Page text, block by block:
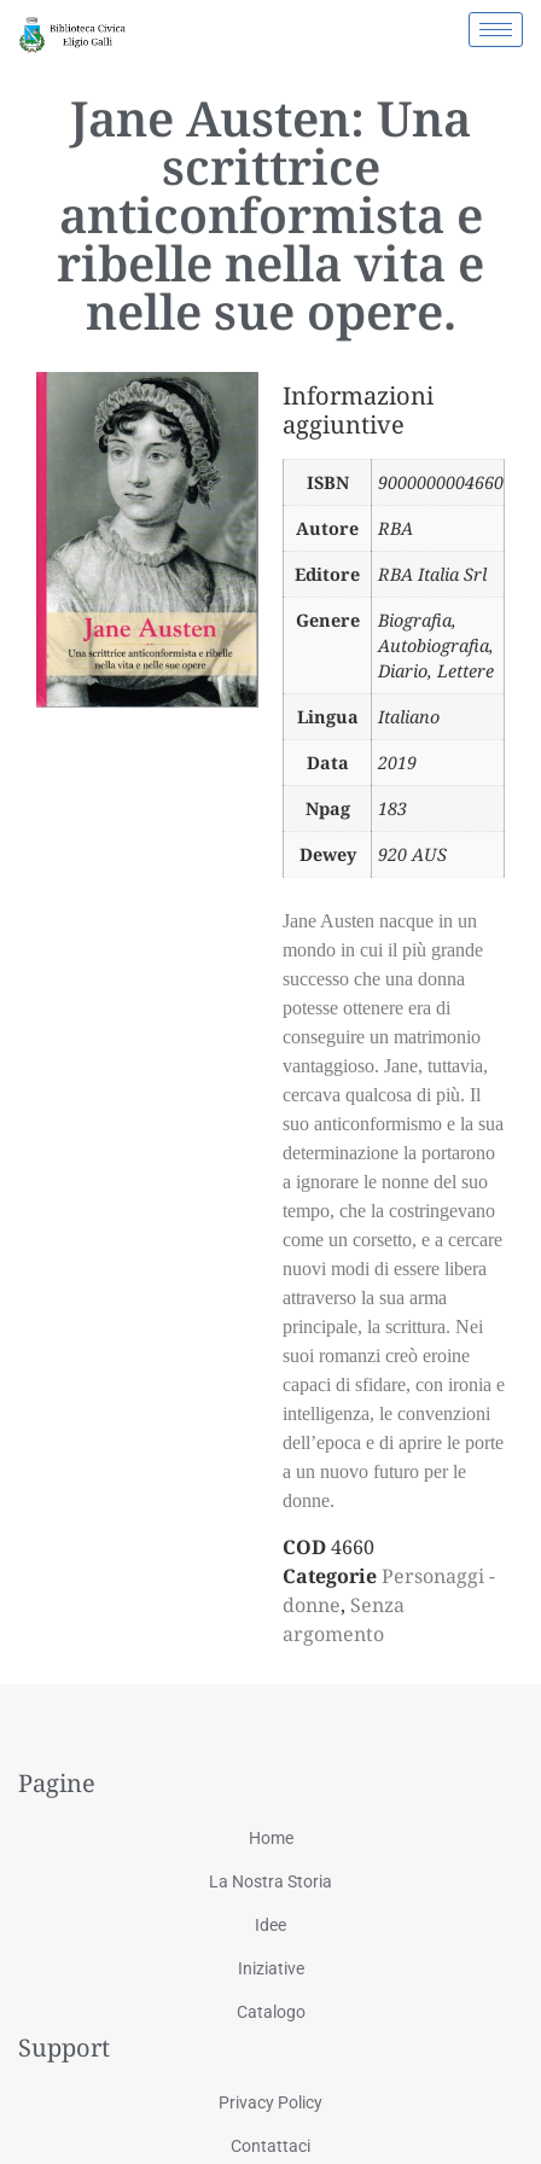
Jane Austen: Una
scrittrice
anticonformista e
ribelle nella vita e
nelle sue opere.
Informazioni
aggiuntive
ISBN
9000000004660
Autore
RBA
Editore
RBA Italia Srl
Genere
Biografia,
Autobiografia,
Diario, Lettere
Lingua
Italiano
Data
2019
Npag
183
Dewey
920 AUS
Jane Austen nacque in un
mondo in cui il più grande
successo che una donna
potesse ottenere era di
conseguire un matrimonio
vantaggioso. Jane, tuttavia,
cercava qualcosa di più. Il
suo anticonformismo e la sua
determinazione la portarono
a ignorare le nonne del suo
tempo, che la costringevano
come un corsetto, e a cercare
nuovi modi di essere libera
attraverso la sua arma
principale, la scrittura. Nei
suoi romanzi creò eroine
capaci di sfidare, con ironia e
intelligenza, le convenzioni
dell’epoca e di aprire le porte
a un nuovo futuro per le
donne.
COD4660
CategoriePersonaggi -
donne, Senza
argomento
Pagine
Home
La Nostra Storia
Idee
Iniziative
Catalogo
Support
Privacy Policy
Contattaci